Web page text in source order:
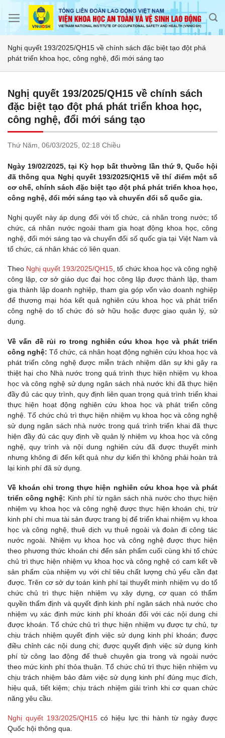
Nghị quyết 193/2025/QH15 về chính sách đặc biệt tạo đột phá
phát triển khoa học, công nghệ, đổi mới sáng tạo
Nghị quyết 193/2025/QH15 về chính sách
đặc biệt tạo đột phá phát triển khoa học,
công nghệ, đổi mới sáng tạo
Thứ Năm, 06/03/2025, 02:18 Chiều
Ngày 19/02/2025, tại Kỳ họp bất thường lần thứ 9, Quốc hội
đã thông qua Nghị quyết 193/2025/QH15 về thí điểm một số
cơ chế, chính sách đặc biệt tạo đột phá phát triển khoa học,
công nghệ, đổi mới sáng tạo và chuyển đổi số quốc gia.
Nghị quyết này áp dụng đối với tổ chức, cá nhân trong nước; tổ
chức, cá nhân nước ngoài tham gia hoạt động khoa học, công
nghệ, đổi mới sáng tạo và chuyển đổi số quốc gia tại Việt Nam và
tổ chức, cá nhân khác có liên quan.
Theo Nghị quyết 193/2025/QH15, tổ chức khoa học và công nghệ
công lập, cơ sở giáo dục đại học công lập được thành lập, tham
gia thành lập doanh nghiệp, tham gia góp vốn vào doanh nghiệp
để thương mại hóa kết quả nghiên cứu khoa học và phát triển
công nghệ do tổ chức đó sở hữu hoặc được giao quản lý, sử
dụng.
Về vấn đề rủi ro trong nghiên cứu khoa học và phát triển
công nghệ: Tổ chức, cá nhân hoạt động nghiên cứu khoa học và
phát triển công nghệ được miễn trách nhiệm dân sự khi gây ra
thiệt hại cho Nhà nước trong quá trình thực hiện nhiệm vụ khoa
học và công nghệ sử dụng ngân sách nhà nước khi đã thực hiện
đầy đủ các quy trình, quy định liên quan trọng quá trình triển khai
thực hiện hoạt động nghiên cứu khoa học và phát triển công
nghệ. Tổ chức chủ trì thực hiện nhiệm vụ khoa học và công nghệ
sử dụng ngân sách nhà nước trong quá trình triển khai đã thực
hiện đầy đủ các quy định về quản lý nhiệm vụ khoa học và công
nghệ, quy trình và nội dung nghiên cứu đã được thuyết minh
nhưng không đi đến kết quả như dự kiến thì không phải hoàn trả
lại kinh phí đã sử dụng.
Về khoán chi trong thực hiện nghiên cứu khoa học và phát
triển công nghệ: Kinh phí từ ngân sách nhà nước cho thực hiện
nhiệm vụ khoa học và công nghệ được thực hiện khoán chi, trừ
kinh phí chi mua tài sản được trang bị để triển khai nhiệm vụ khoa
học và công nghệ, thuê dịch vụ thuê ngoài và đoàn đi công tác
nước ngoài. Nhiệm vụ khoa học và công nghệ được thực hiện
theo phương thức khoán chi đến sản phẩm cuối cùng khi tổ chức
chủ trì thực hiện nhiệm vụ khoa học và công nghệ có cam kết về
sản phẩm của nhiệm vụ với chỉ tiêu chất lượng chủ yếu cần đạt
được. Trên cơ sở dự toán kinh phí tại thuyết minh nhiệm vụ do tổ
chức chủ trì thực hiện nhiệm vụ xây dựng, cơ quan có thẩm
quyền thẩm định và quyết định kinh phí ngân sách nhà nước cho
nhiệm vụ xác định mức kinh phí khoán đối với các nội dung chi
được khoán. Tổ chức chủ trì thực hiện nhiệm vụ được tự chủ, tự
chịu trách nhiệm quyết định việc sử dụng kinh phí khoán; được
điều chỉnh các nội dung chi; được quyết định việc sử dụng kinh
phí từ công lao động để thuê chuyên gia trong và ngoài nước
theo mức kinh phí thỏa thuận. Tổ chức chủ trì thực hiện nhiệm vụ
chịu trách nhiệm bảo đảm việc sử dụng kinh phí đúng mục đích,
hiệu quả, tiết kiệm; chịu trách nhiệm giải trình khi cơ quan chức
năng yêu cầu.
Nghị quyết 193/2025/QH15có hiệu lực thi hành từ ngày được
Quốc hội thông qua.